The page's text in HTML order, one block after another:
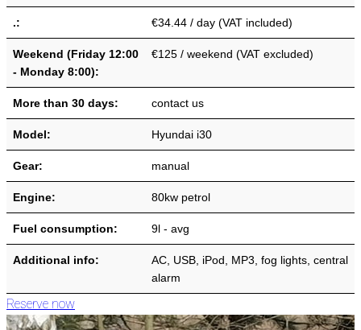
.: €34.44 / day (VAT included)
Weekend (Friday 12:00
- Monday 8:00):
€125 / weekend (VAT excluded)
More than 30 days: contact us
Model: Hyundai i30
Gear: manual
Engine: 80kw petrol
Fuel consumption: 9l - avg
Additional info:
AC, USB, iPod, MP3, fog lights, central
alarm
Reserve now